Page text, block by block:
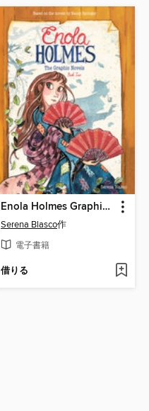
Enola Holmes Graphic Novels, Book 2
Serena Blasco作
電子書籍
借りる